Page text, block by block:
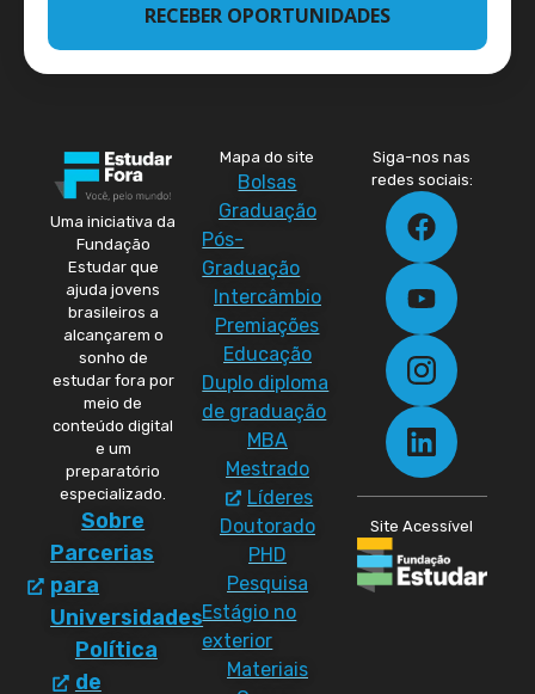
RECEBER OPORTUNIDADES
Uma iniciativa da
Fundação
Estudar que
ajuda jovens
brasileiros a
alcançarem o
sonho de
estudar fora por
meio de
conteúdo digital
e um
preparatório
especializado.
Sobre
Parcerias
para
Universidades
Política
de
Mapa do site
Bolsas
Graduação
Pós-
Graduação
Intercâmbio
Premiações
Educação
Duplo diploma
de graduação
MBA
Mestrado
Líderes
Doutorado
PHD
Pesquisa
Estágio no
exterior
Materiais
Siga-nos nas
redes sociais:
Site Acessível